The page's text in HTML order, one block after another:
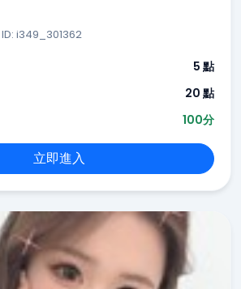
ID: i349_301362
5 點
20 點
100分
立即進入